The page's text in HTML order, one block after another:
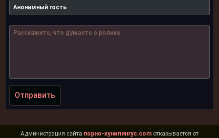
Отправить
Администрация сайта порно-кунилингус.com отказывается от